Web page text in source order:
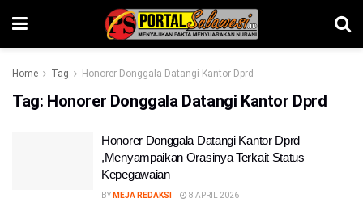
Home Tag Honorer Donggala Datangi Kantor Dprd
Tag: Honorer Donggala Datangi Kantor Dprd
Honorer Donggala Datangi Kantor Dprd
,Menyampaikan Orasinya Terkait Status
Kepegawaian
BY MEJA REDAKSI 8 APRIL 2026